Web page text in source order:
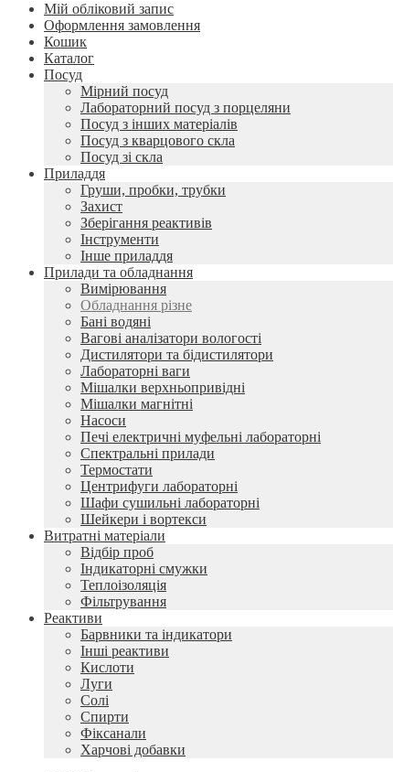
Мій обліковий запис
Оформлення замовлення
Кошик
Каталог
Посуд
Мірний посуд
Лабораторний посуд з порцеляни
Посуд з інших матеріалів
Посуд з кварцового скла
Посуд зі скла
Приладдя
Груши, пробки, трубки
Захист
Зберігання реактивів
Інструменти
Інше приладдя
Прилади та обладнання
Вимірювання
Обладнання різне
Бані водяні
Вагові аналізатори вологості
Дистилятори та бідистилятори
Лабораторні ваги
Мішалки верхньопривідні
Мішалки магнітні
Насоси
Печі електричні муфельні лабораторні
Спектральні прилади
Термостати
Центрифуги лабораторні
Шафи сушильні лабораторні
Шейкери і вортекси
Витратні матеріали
Відбір проб
Індикаторні смужки
Теплоізоляція
Фільтрування
Реактиви
Барвники та індикатори
Інші реактиви
Кислоти
Луги
Солі
Спирти
Фіксанали
Харчові добавки